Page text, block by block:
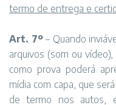
termo de entrega e
Art. 7º – Quando
arquivos (som ou
como prova poderá
mídia com capa, que
de termo nos autos,